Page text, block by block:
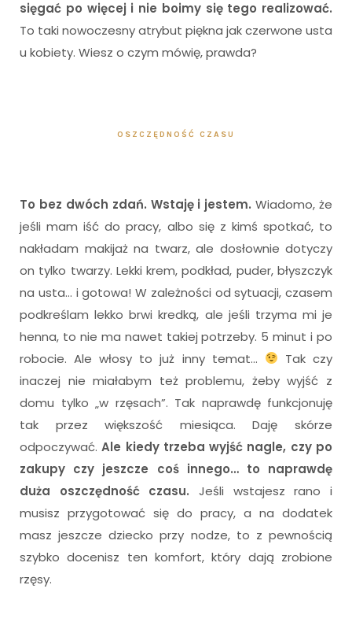
sięgać po więcej i nie boimy się tego realizować.
To taki nowoczesny atrybut piękna jak czerwone usta
u kobiety. Wiesz o czym mówię, prawda?
OSZCZĘDNOŚĆ CZASU
To bez dwóch zdań. Wstaję i jestem. Wiadomo, że
jeśli mam iść do pracy, albo się z kimś spotkać, to
nakładam makijaż na twarz, ale dosłownie dotyczy
on tylko twarzy. Lekki krem, podkład, puder, błyszczyk
na usta… i gotowa! W zależności od sytuacji, czasem
podkreślam lekko brwi kredką, ale jeśli trzyma mi je
henna, to nie ma nawet takiej potrzeby. 5 minut i po
robocie. Ale włosy to już inny temat…
Tak czy
inaczej nie miałabym też problemu, żeby wyjść z
domu tylko „w rzęsach”. Tak naprawdę funkcjonuję
tak przez większość miesiąca. Daję skórze
odpoczywać.Ale kiedy trzeba wyjść nagle, czy po
zakupy czy jeszcze coś innego… to naprawdę
duża oszczędność czasu. Jeśli wstajesz rano i
musisz przygotować się do pracy, a na dodatek
masz jeszcze dziecko przy nodze, to z pewnością
szybko docenisz ten komfort, który dają zrobione
rzęsy.